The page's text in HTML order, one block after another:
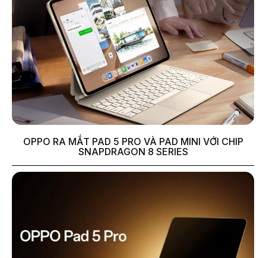
OPPO RA MẮT PAD 5 PRO VÀ PAD MINI VỚI CHIP
SNAPDRAGON 8 SERIES